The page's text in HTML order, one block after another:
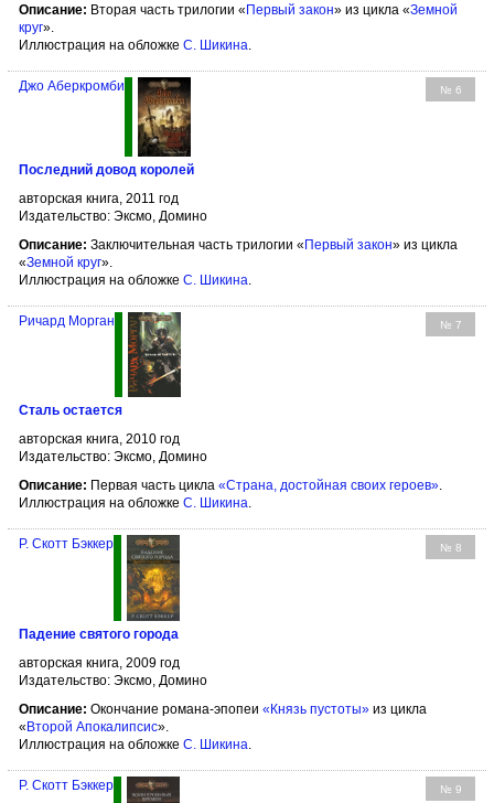
Описание: Вторая часть трилогии «Первый закон» из цикла «Земной
круг».
Иллюстрация на обложке С. Шикина
№ 6
Джо Аберкромби
Последний довод королей
авторская книга, 2011 год
Издательство: Эксмо, Домино
Описание: Заключительная часть трилогии «Первый закон» из цикла
«Земной круг».
Иллюстрация на обложке С. Шикина
№ 7
Ричард Морган
Сталь остается
авторская книга, 2010 год
Издательство: Эксмо, Домино
Описание: Первая часть цикла «Страна, достойная своих героев».
Иллюстрация на обложке С. Шикина.
№ 8
Р. Скотт Бэккер
Падение святого города
авторская книга, 2009 год
Издательство: Эксмо, Домино
Описание: Окончание романа-эпопеи «Князь пустоты» из цикла
« Второй Апокалипсис».
Иллюстрация на обложке С. Шикина.
№ 9
Р. Скотт Бэккер